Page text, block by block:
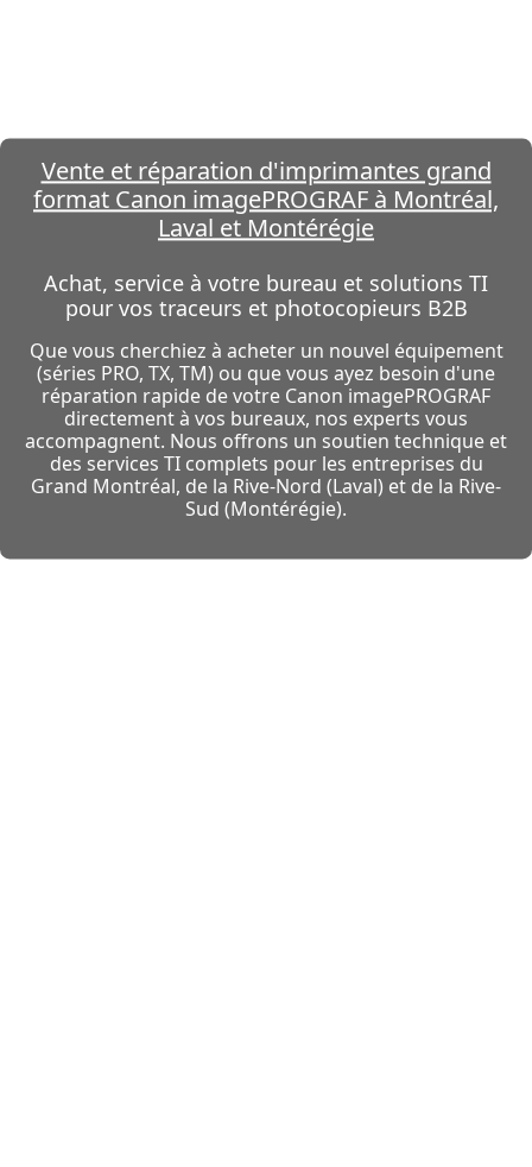
Vente et réparation d'imprimantes grand
format Canon imagePROGRAF à Montréal,
Laval et Montérégie
Achat, service à votre bureau et solutions TI
pour vos traceurs et photocopieurs B2B
Que vous cherchiez à acheter un nouvel équipement
(séries PRO, TX, TM) ou que vous ayez besoin d'une
réparation rapide de votre Canon imagePROGRAF
directement à vos bureaux, nos experts vous
accompagnent. Nous offrons un soutien technique et
des services TI complets pour les entreprises du
Grand Montréal, de la Rive-Nord (Laval) et de la Rive-
Sud (Montérégie).